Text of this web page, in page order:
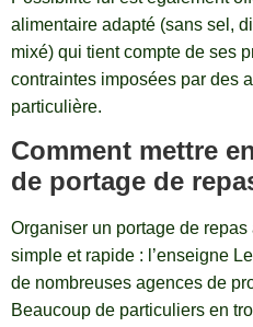
alimentaire adapté (sans sel,
mixé) qui tient compte de ses
contraintes imposées par des
particulière.
Comment mettre
de portage de
Organiser un portage de
simple et rapide : l’enseigne
de nombreuses agences de
Beaucoup de particuliers en